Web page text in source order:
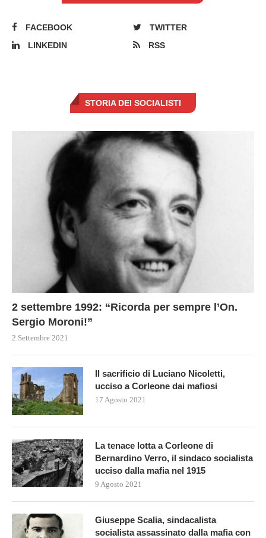
FACEBOOK
TWITTER
LINKEDIN
RSS
STORIA DEI SOCIALISTI
2 settembre 1992: “Ricorda per sempre l’On.
Sergio Moroni!”
2 Settembre 2021
Il sacrificio di Luciano Nicoletti,
ucciso a Corleone dai mafiosi
17 Agosto 2021
La tenace lotta a Corleone di
Bernardino Verro, il sindaco socialista
ucciso dalla mafia nel 1915
9 Agosto 2021
Giuseppe Scalia, sindacalista
socialista assassinato dalla mafia con